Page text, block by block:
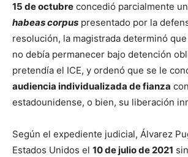
15 de octubre concedió parcialmente un
habeas corpus presentado por la
resolución, la magistrada determinó
no debía permanecer bajo detención
pretendía el ICE, y ordenó que se le
audiencia individualizada de fianza
estadounidense, o bien, su liberación
Según el expediente judicial, Álvarez
Estados Unidos el 10 de julio de 2021